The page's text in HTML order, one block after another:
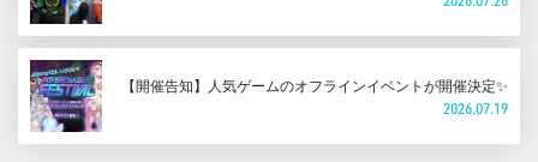
【開催告知】人気ゲームのオフラインイベントが開催決定✨
2026.07.19